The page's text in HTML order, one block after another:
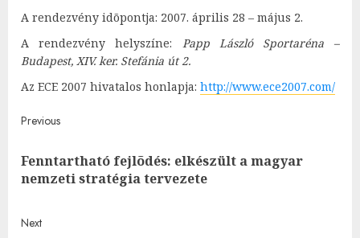
A rendezvény idõpontja: 2007. április 28 – május 2.
A rendezvény helyszíne: Papp László Sportaréna –
Budapest, XIV. ker. Stefánia út 2.
Az ECE 2007 hivatalos honlapja: http://www.ece2007.com/
Post
navigation
Previous
Fenntartható fejlõdés: elkészült a magyar
nemzeti stratégia tervezete
Next